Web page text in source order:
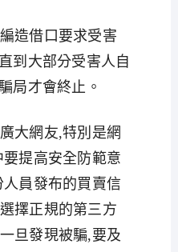
借口要求受害
到大部分受害人自
局才會終止。
網友,特別是網
提高安全防範意
員發布的買賣信
擇正規的第三方
旦發現被騙,要及